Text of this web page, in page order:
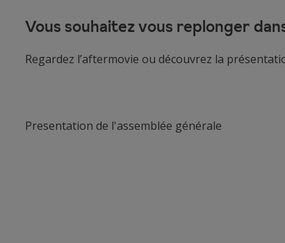
Vous souhaitez vous replonger
Regardez l’aftermovie ou découvrez la
Presentation de l'assemblée générale